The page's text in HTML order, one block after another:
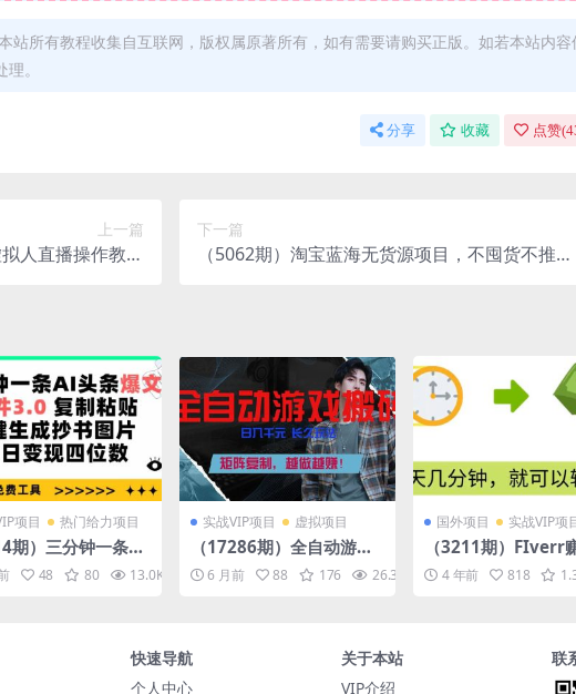
站所有教程收集自互联网，版权属原著所有，如有需要请购买正版。如若本站内容
。
分享 收藏 点赞(
上一篇
人直播操作教程
下一篇
（5062期）淘宝蓝海无货源项目，不囤货不推广
项目 热门给力项目
期）三分钟一条AI
文，插件3.0 复制
键生成抄书图片 单
48 80 13.0K 10
实战VIP项目 虚拟项目
（17286期）全自动游戏
挂机，日入千元，长久玩
法，矩阵复制，越做越
6 月前 88 176 26.3K 10
国外项目 实战VIP项
（3211期）FIverr
小技巧，每单40美
天80美元以上，懂
4 年前 818
快速导航
个人中心
关于本站
VIP介绍
联